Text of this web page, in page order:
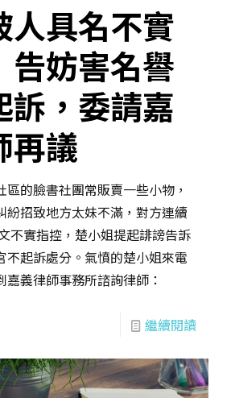
人具名不實
告妨害名譽
訴，委請嘉
再議
區的臉書社團常販賣一些小物，
紛招致地方太妹不滿，對方連續
不實指控，楚小姐提起誹謗告訴
不起訴處分。氣憤的楚小姐來電
嘉義律師事務所諮詢律師：
繼續閱讀